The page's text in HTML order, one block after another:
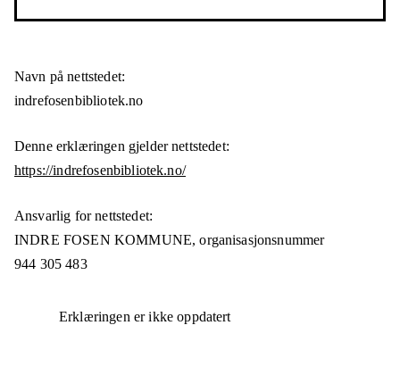
Navn på nettstedet:
indrefosenbibliotek.no
Denne erklæringen gjelder nettstedet:
https://indrefosenbibliotek.no/
Ansvarlig for nettstedet:
INDRE FOSEN KOMMUNE,organisasjonsnummer
944 305 483
Erklæringen er ikke oppdatert